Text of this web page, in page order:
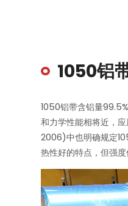
1050铝
1050铝带含铝量
和力学性能相将近，
2006)中也明确规定
热性好的特点，但强